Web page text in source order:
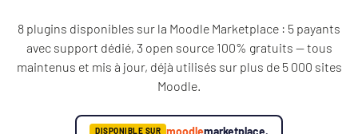
8 plugins disponibles sur la Moodle Marketplace : 5 payants
avec support dédié, 3 open source 100% gratuits — tous
maintenus et mis à jour, déjà utilisés sur plus de 5 000 sites
Moodle.
DISPONIBLE SUR